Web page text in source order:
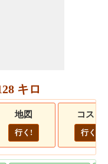
キロ
地図
行く!
コスト
行く!